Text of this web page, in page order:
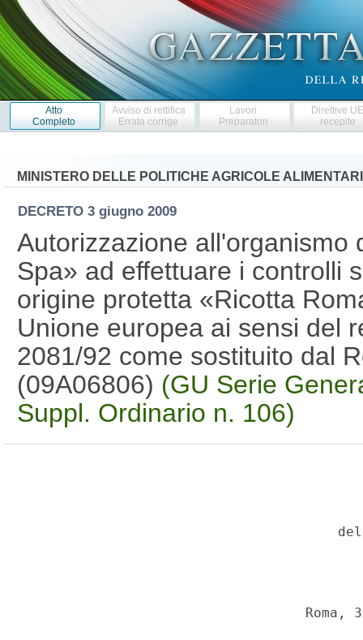
Atto
Completo
Avviso di rettifica
Errata corrige
Lavori
Preparatori
Direttive
recepite
MINISTERO DELLE POLITICHE AGRICOLE
DECRETO 3 giugno 2009
Autorizzazione all'organismo
Spa» ad effettuare i controlli
origine protetta «Ricotta
Unione europea ai sensi del
2081/92 come sostituito dal
(09A06806) (GU Serie
Suppl. Ordinario n. 106)